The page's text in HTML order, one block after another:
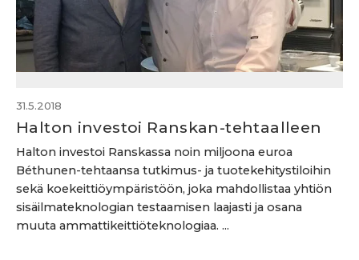
31.5.2018
Halton investoi Ranskan-tehtaalleen
Halton investoi Ranskassa noin miljoona euroa
Béthunen-tehtaansa tutkimus- ja tuotekehitystiloihin
sekä koekeittiöympäristöön, joka mahdollistaa yhtiön
sisäilmateknologian testaamisen laajasti ja osana
muuta ammattikeittiöteknologiaa. ...